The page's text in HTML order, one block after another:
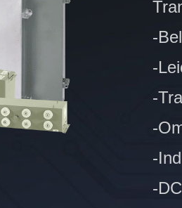
-
-
-
-
-
-